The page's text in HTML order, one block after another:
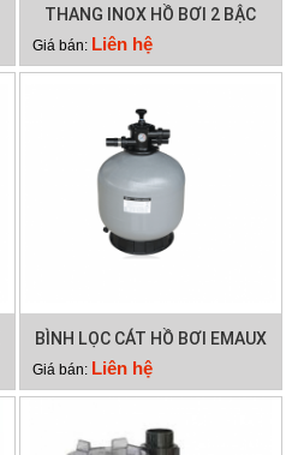
THANG INOX HỒ BƠI 2 BẬC
Giá bán: Liên hệ
BÌNH LỌC CÁT HỒ BƠI EMAUX
V700
Giá bán: Liên hệ